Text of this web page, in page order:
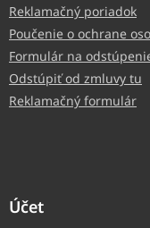
Reklamačný poriadok
Poučenie o ochrane
Formulár na
Odstúpiť od zmluvy tu
Reklamačný formulár
Účet